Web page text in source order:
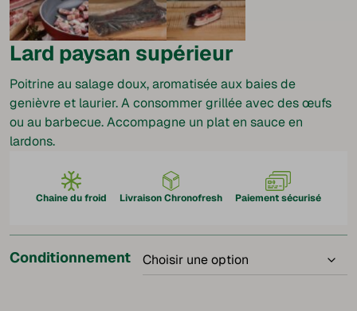
Lard paysan supérieur
Poitrine au salage doux, aromatisée aux baies de
genièvre et laurier. A consommer grillée avec des œufs
ou au barbecue. Accompagne un plat en sauce en
lardons.
Chaine du froid Livraison Chronofresh Paiement sécurisé
Conditionnement